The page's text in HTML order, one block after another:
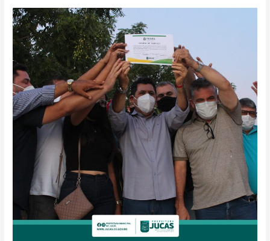
Inauguração
do
sistema
de
abastecimento
de
água